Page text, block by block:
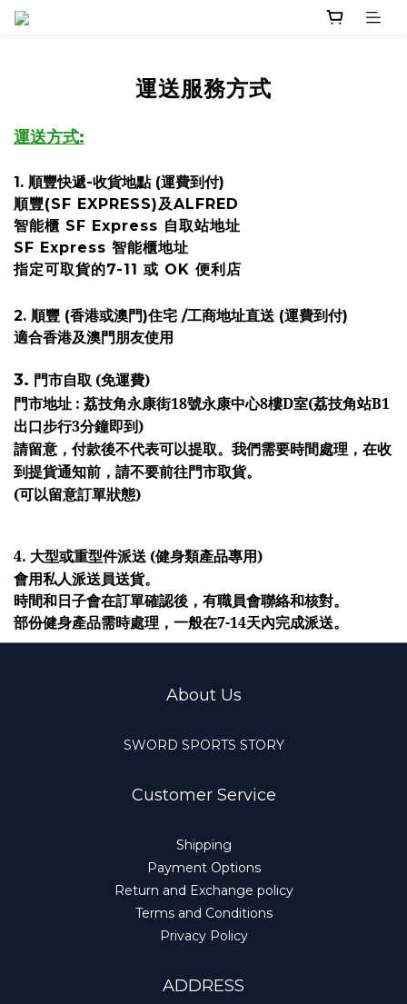
運送服務方式
運送方式:
1. 順豐快遞-收貨地點 (運費到付)
順豐(SF EXPRESS)及ALFRED
智能櫃 SF Express 自取站地址
SF Express 智能櫃地址
指定可取貨的7-11 或 OK 便利店
2. 順豐 (香港或澳門)住宅 /工商地址直送 (運費到付)
適合香港及澳門朋友使用
3. 門市自取 (免運費)
門市地址 : 荔技角永康街18號永康中心8樓D室(荔技角站B1
出口步行3分鐘即到)
請留意，付款後不代表可以提取。我們需要時間處理，在收
到提貨通知前，請不要前往門市取貨。
(可以留意訂單狀態)
4. 大型或重型件派送 (健身類產品專用)
會用私人派送員送貨。
時間和日子會在訂單確認後，有職員會聯絡和核對。
部份健身產品需時處理，一般在7-14天內完成派送。
About Us
SWORD SPORTS STORY
Customer Service
Shipping
Payment Options
Return and Exchange policy
Terms and Conditions
Privacy Policy
ADDRESS